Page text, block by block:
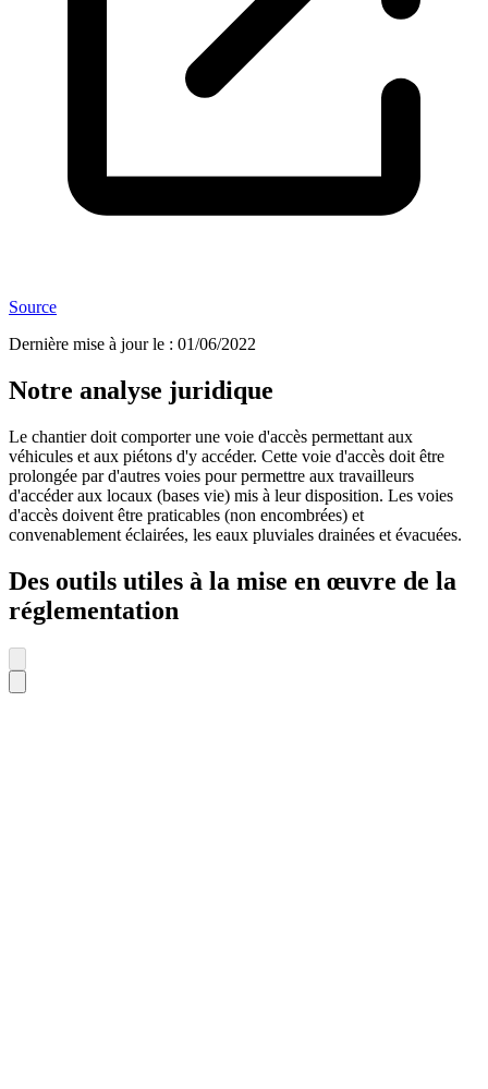
Source
Dernière mise à jour le : 01/06/2022
Notre analyse juridique
Le chantier doit comporter une voie d'accès permettant aux
véhicules et aux piétons d'y accéder. Cette voie d'accès doit être
prolongée par d'autres voies pour permettre aux travailleurs
d'accéder aux locaux (bases vie) mis à leur disposition. Les voies
d'accès doivent être praticables (non encombrées) et
convenablement éclairées, les eaux pluviales drainées et évacuées.
Des outils utiles à la mise en œuvre de la
réglementation